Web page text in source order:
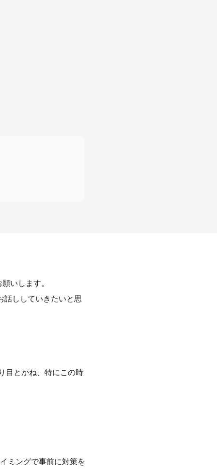
いします。
話ししていきたいと思
目とかね、特にこの時
ミングで事前に対策を